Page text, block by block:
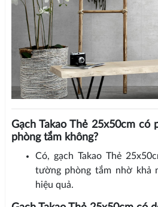
Gạch Takao Thẻ 25x50cm
phòng tắm không?
Có, gạch Takao Thẻ
tường phòng tắm nhờ khả
hiệu quả.